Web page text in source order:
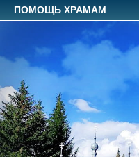
ПОМОЩЬ ХРАМАМ